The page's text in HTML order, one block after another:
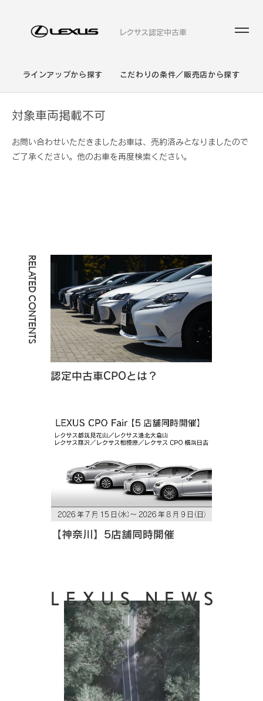
レクサス認定中古車
ラインアップから探す こだわりの条件／販売店から探す
対象車両掲載不可
お問い合わせいただきましたお車は、売約済みとなりましたので
ご了承ください。他のお車を再度検索ください。
RELATED CONTENTS
認定中古車CPOとは？
【神奈川】5店舗同時開催
LEXUS NEWS